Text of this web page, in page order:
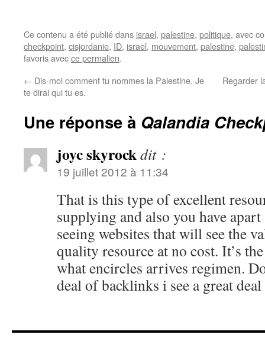
Ce contenu a été publié dans israel, palestine, politique, avec
checkpoint, cisjordanie, ID, israel, mouvement, palestine,
favoris avecce permalien.
← Dis-moi comment tu nommes la Palestine. Je
te dirai qui tu es.
Regarder
Une réponse à Qalandia
joyc skyrockdit :
19 juillet 2012 à 11:34
That is this type of excellent
supplying and also you have
seeing websites that will see the
quality resource at no cost. It’s
what encircles arrives regimen.
deal of backlinks i see a great